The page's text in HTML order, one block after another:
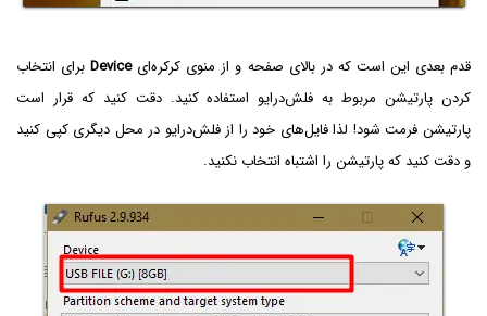
قدم بعدی این است که در بالای صفحه و از منوی کرکره‌ایDeviceبرای انتخاب
کردن پارتیشن مربوط به فلش‌درایو استفاده کنید. دقت کنید که قرار است
پارتیشن فرمت شود! لذا فایل‌های خود را از فلش‌درایو در محل دیگری کپی کنید
و دقت کنید که پارتیشن را اشتباه انتخاب نکنید.